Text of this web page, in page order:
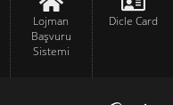
Lojman
Başvuru
Sistemi
Dicle Card